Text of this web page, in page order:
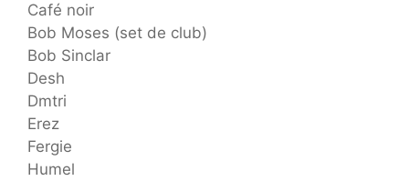
Café noir
Bob Moses (set de club)
Bob Sinclar
Desh
Dmtri
Erez
Fergie
Humel